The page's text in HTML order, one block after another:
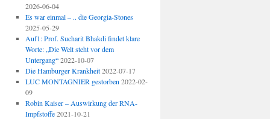
2026-06-04
Es war einmal – .. die Georgia-Stones
2025-05-29
Auf1: Prof. Sucharit Bhakdi findet klare
Worte: „Die Welt steht vor dem
Untergang“ 2022-10-07
Die Hamburger Krankheit 2022-07-17
LUC MONTAGNIER gestorben 2022-02-
09
Robin Kaiser – Auswirkung der RNA-
Impfstoffe 2021-10-21